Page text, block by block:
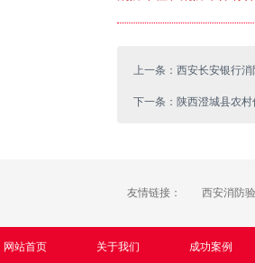
上一条：西安长安银行
下一条：陕西澄城县农
友情链接： 西安消防
网站首页 关于我们 成功案例